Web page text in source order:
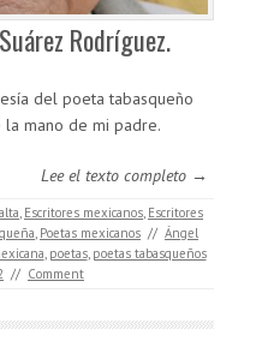
Rodríguez.
del poeta tabasqueño
mano de mi padre.
Lee el texto completo →
, Escritores mexicanos, Escritores
, Poetas mexicanos // Ángel
, poetas, poetas tabasqueños
// Comment